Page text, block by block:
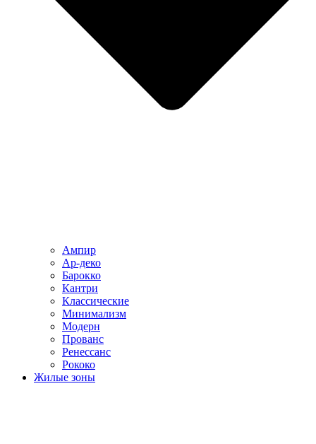
Ампир
Ар-деко
Барокко
Кантри
Классические
Минимализм
Модерн
Прованс
Ренессанс
Рококо
Жилые зоны